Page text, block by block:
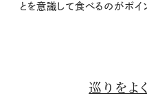
とを意識して食べるのがポイン
巡りをよ